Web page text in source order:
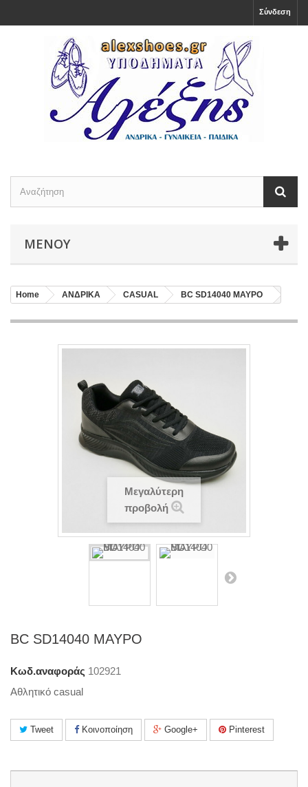
Σύνδεση
ΜΕΝΟΎ
Home ΑΝΔΡΙΚΑ CASUAL BC SD14040 ΜΑΥΡΟ
Μεγαλύτερη
προβολή
BC SD14040 ΜΑΥΡΟ
Κωδ.αναφοράς 102921
Αθλητικό casual
Tweet Κοινοποίηση Google+ Pinterest